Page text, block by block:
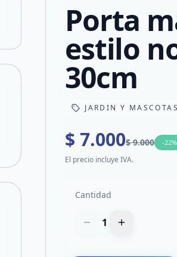
Compartir en Facebook
Compartir en XPorta
estilo
30cm
JARDIN Y MASCOTAS
$ 7.000$ 9.000 -22
El precio incluye IVA.
Cantidad
1